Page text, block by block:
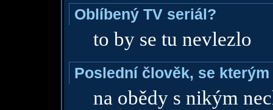
Oblíbený TV seriál?
to by se tu nevlezlo
Poslední člověk, se
na obědy s nikým